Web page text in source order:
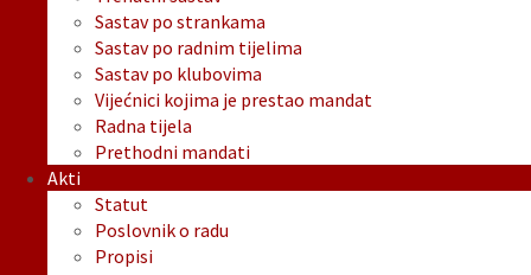
Sastav po strankama
Sastav po radnim tijelima
Sastav po klubovima
Vijećnici kojima je prestao mandat
Radna tijela
Prethodni mandati
Akti
Statut
Poslovnik o radu
Propisi